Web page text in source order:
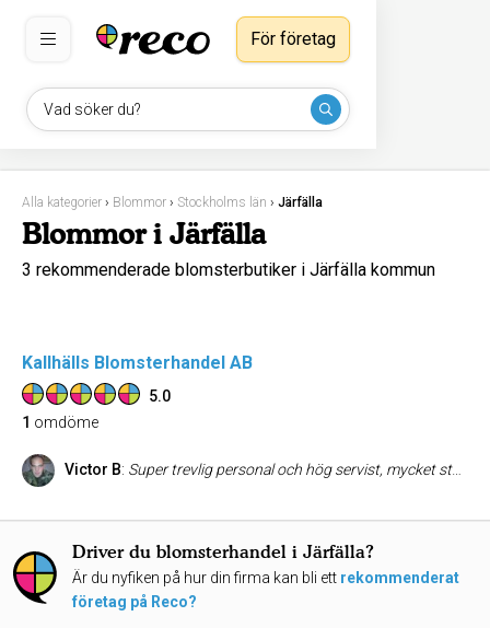
Vad söker du?
För företag
Alla kategorier › Blommor › Stockholms län › Järfälla
Blommor i Järfälla
3 rekommenderade blomsterbutiker i Järfälla kommun
Kallhälls Blomsterhandel AB
5.0
1 omdöme
Victor B: Super trevlig personal och hög servist, mycket stort utbud på snitt som såväl krukväxter.
Driver du blomsterhandel i Järfälla?
Är du nyfiken på hur din firma kan bli ett rekommenderat
företag på Reco?